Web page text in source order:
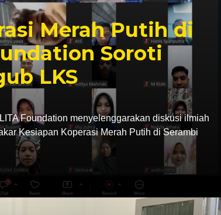
Merah Putih di
Soroti
LKS
Foundation menyelenggarakan diskusi ilmiah
Kesiapan Koperasi Merah Putih di Serambi